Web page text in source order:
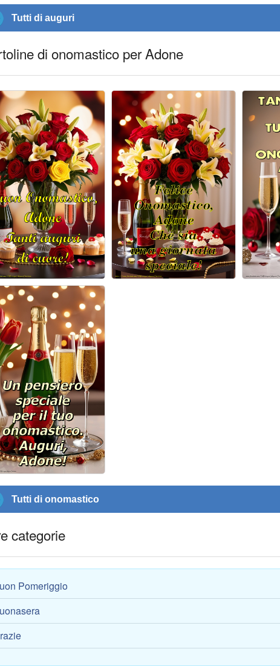
Tutti di auguri
di onomastico per Adone
Tutti di onomastico
categorie
Pomeriggio